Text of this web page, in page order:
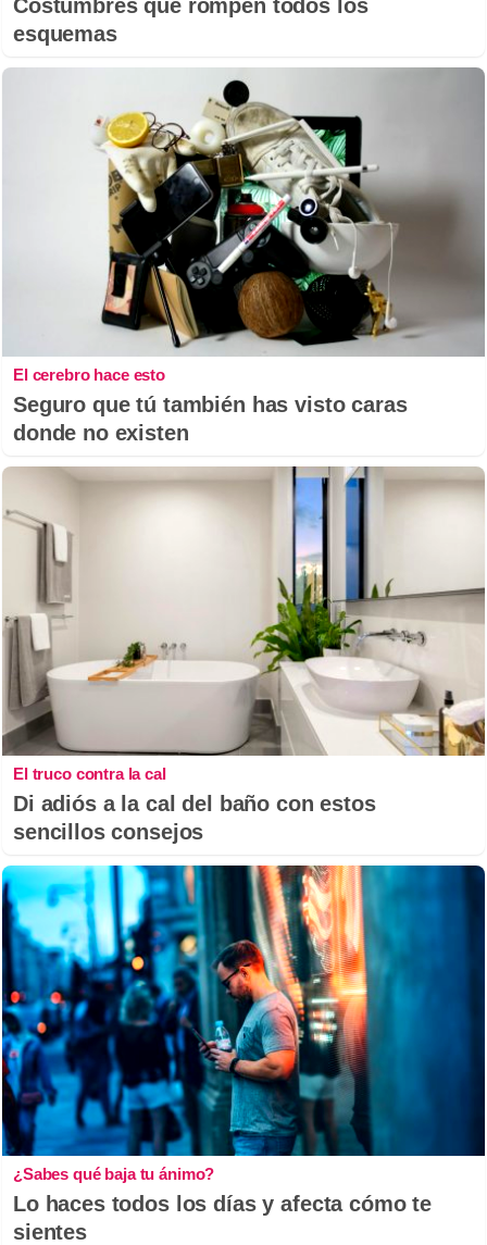
Costumbres que rompen todos los
esquemas
El cerebro hace esto
Seguro que tú también has visto caras
donde no existen
El truco contra la cal
Di adiós a la cal del baño con estos
sencillos consejos
¿Sabes qué baja tu ánimo?
Lo haces todos los días y afecta cómo te
sientes